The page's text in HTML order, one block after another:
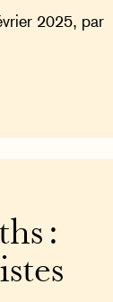
2025, par
: